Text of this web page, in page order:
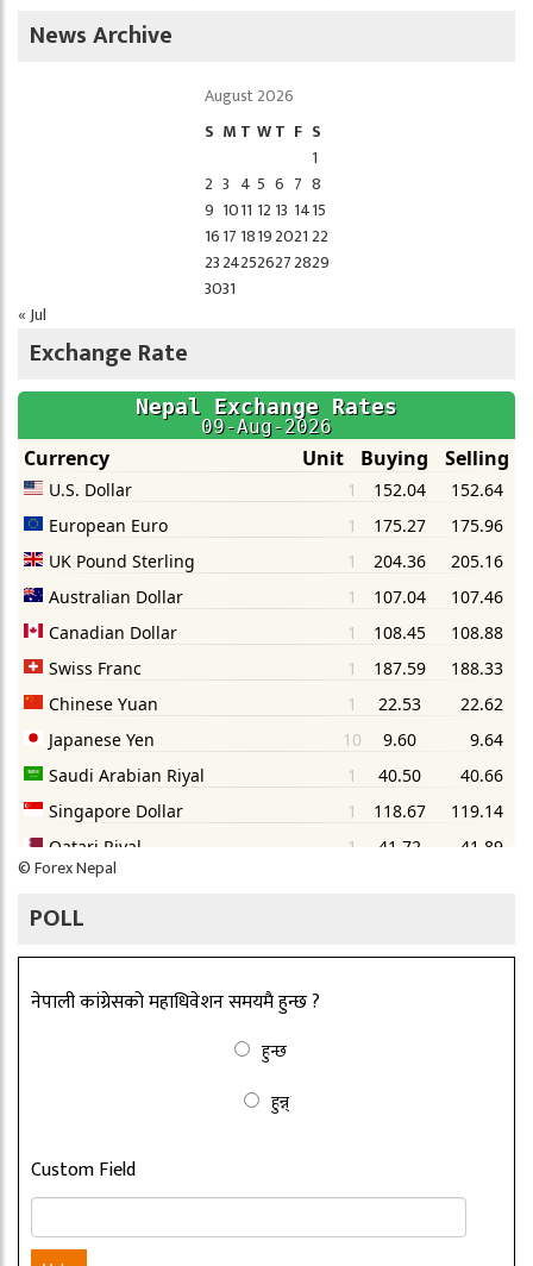
News Archive
August 2026
S M T WT F S
1
2 3 4 5 6 7 8
9 1011 12 13 1415
1617 1819202122
23242526272829
3031
« Jul
Exchange Rate
©Forex Nepal
POLL
नेपाली कांग्रेसको महाधिवेशन समयमै हुन्छ ?
हुन्छ
हुन्न्
Custom Field